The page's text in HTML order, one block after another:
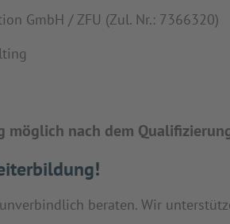
GmbH / ZFU (Zul. Nr.: 7366320)
möglich nach dem
beraten. Wir